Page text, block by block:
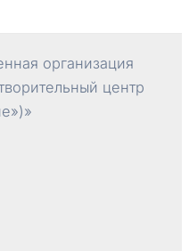
организация
центр